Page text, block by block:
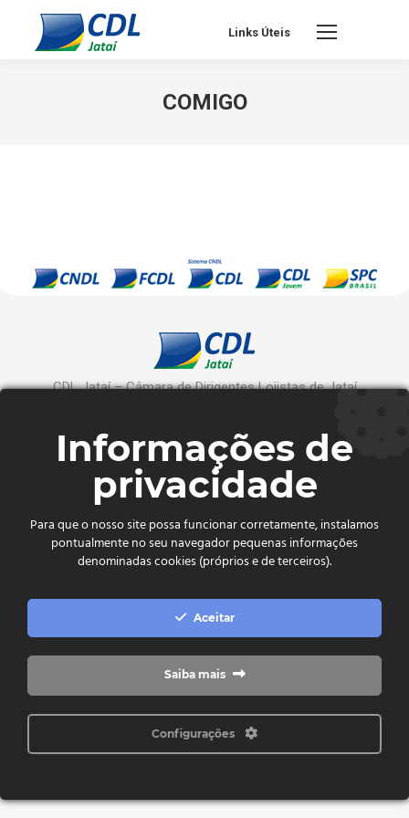
Links Úteis
COMIGO
CDL Jataí – Câmara de Dirigentes Lojistas de Jataí
Ver no mapa
comercial@cdljatai
(64) 99602 - 8923
Copyright © 2024 - 2026 CDL Jataí Todos os direitos
Informações de
privacidade
Para que o nosso site possa funcionar corretamente, instalamos
pontualmente no seu navegador pequenas informações
denominadas cookies (próprios e de terceiros).
Aceitar
Saiba mais
Configurações